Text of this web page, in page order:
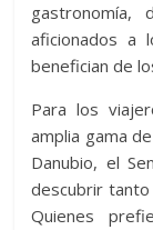
aficionados a
benefician de
Para los
amplia gama
Danubio, el
descubrir tanto
Quienes